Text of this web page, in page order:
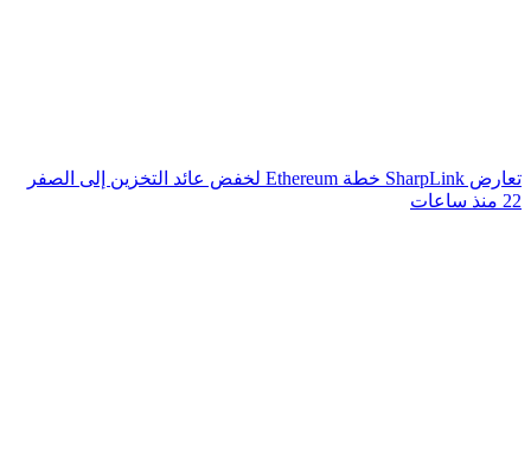
تعارض SharpLink خطة Ethereum لخفض عائد التخزين إلى الصفر
22 منذ ساعات